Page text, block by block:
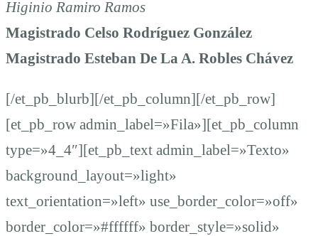
Higinio Ramiro Ramos
Magistrado Celso Rodríguez González
Magistrado Esteban De La A. Robles Chávez
[/et_pb_blurb][/et_pb_column][/et_pb_row]
[et_pb_row admin_label=»Fila»][et_pb_column
type=»4_4″][et_pb_text admin_label=»Texto»
background_layout=»light»
text_orientation=»left» use_border_color=»off»
border_color=»#ffffff» border_style=»solid»